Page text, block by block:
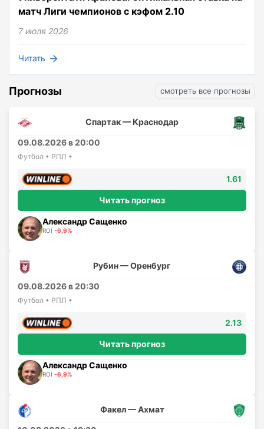
матч Лиги чемпионов с кэфом 2.10
7 июля 2026
Читать
Прогнозы смотреть все прогнозы
Спартак — Краснодар
09.08.2026 в 20:00
Футбол • РПЛ •
1.61
Читать прогноз
Александр Сащенко
ROI -6,9%
Рубин — Оренбург
09.08.2026 в 20:30
Футбол • РПЛ •
2.13
Читать прогноз
Александр Сащенко
ROI -6,9%
Факел — Ахмат